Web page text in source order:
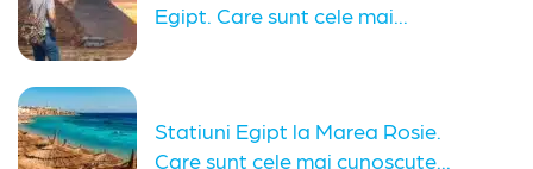
Egipt. Care sunt cele mai...
Statiuni Egipt la Marea Rosie.
Care sunt cele mai cunoscute...